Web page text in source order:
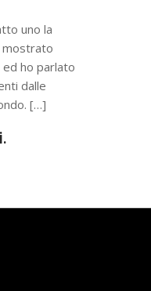
uno la
mostrato
ed ho parlato
dalle
[…]